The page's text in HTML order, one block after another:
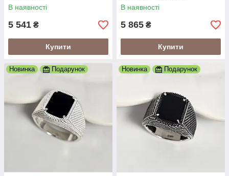
В наявності
5 541 ₴
Купити
В наявності
5 865 ₴
Купити
Новинка Подарунок Новинка Подарунок